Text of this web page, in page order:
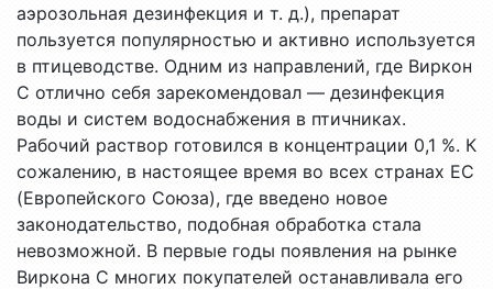
аэрозольная дезинфекция и т. д.), препарат
пользуется популярностью и активно используется
в птицеводстве. Одним из направлений, где Виркон
С отлично себя зарекомендовал — дезинфекция
воды и систем водоснабжения в птичниках.
Рабочий раствор готовился в концентрации 0,1 %. К
сожалению, в настоящее время во всех странах ЕС
(Европейского Союза), где введено новое
законодательство, подобная обработка стала
невозможной. В первые годы появления на рынке
Виркона С многих покупателей останавливала его